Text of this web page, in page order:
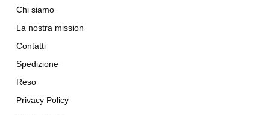
Chi siamo
La nostra mission
Contatti
Spedizione
Reso
Privacy Policy